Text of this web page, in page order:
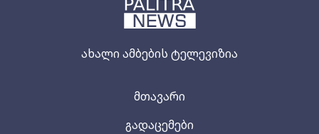
ახალი ამბების ტელევიზია
მთავარი
გადაცემები